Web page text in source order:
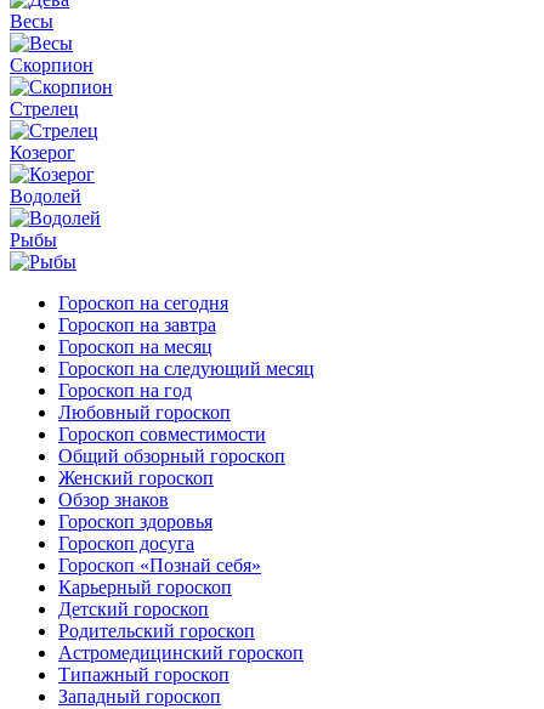
Весы
Скорпион
Стрелец
Козерог
Водолей
Рыбы
Гороскоп на сегодня
Гороскоп на завтра
Гороскоп на месяц
Гороскоп на следующий месяц
Гороскоп на год
Любовный гороскоп
Гороскоп совместимости
Общий обзорный гороскоп
Женский гороскоп
Обзор знаков
Гороскоп здоровья
Гороскоп досуга
Гороскоп «Познай себя»
Карьерный гороскоп
Детский гороскоп
Родительский гороскоп
Астромедицинский гороскоп
Типажный гороскоп
Западный гороскоп